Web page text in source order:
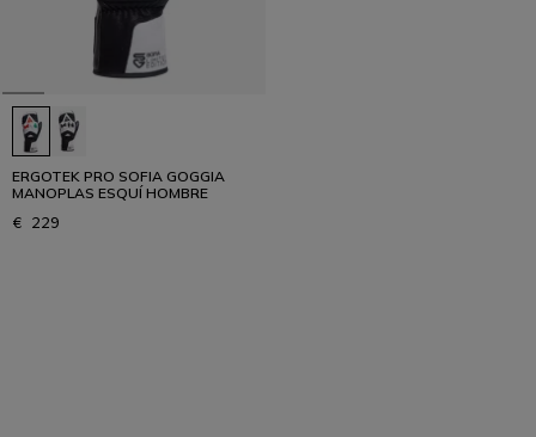
ERGOTEK PRO SOFIA GOGGIA
MANOPLAS ESQUÍ HOMBRE
€ 229